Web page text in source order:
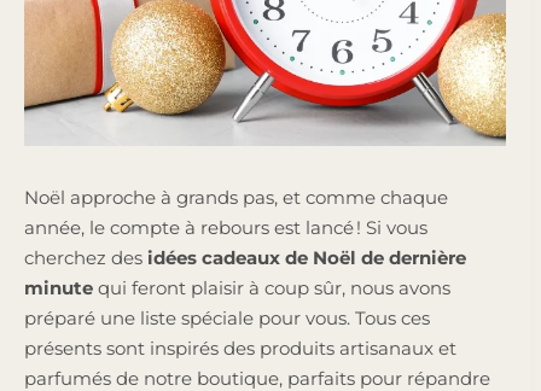
Noël approche à grands pas, et comme chaque
année, le compte à rebours est lancé ! Si vous
cherchez des idées cadeaux de Noël de dernière
minute qui feront plaisir à coup sûr, nous avons
préparé une liste spéciale pour vous. Tous ces
présents sont inspirés des produits artisanaux et
parfumés de notre boutique, parfaits pour répandre